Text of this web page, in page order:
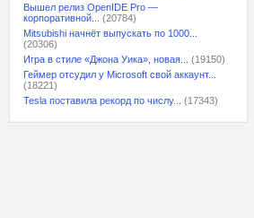
Вышел релиз OpenIDE Pro —
корпоративной...
(20784)
Mitsubishi начнёт выпускать по 1000...
(20306)
Игра в стиле «Джона Уика», новая...
(19150)
Геймер отсудил у Microsoft свой аккаунт...
(18221)
Tesla поставила рекорд по числу...
(17343)